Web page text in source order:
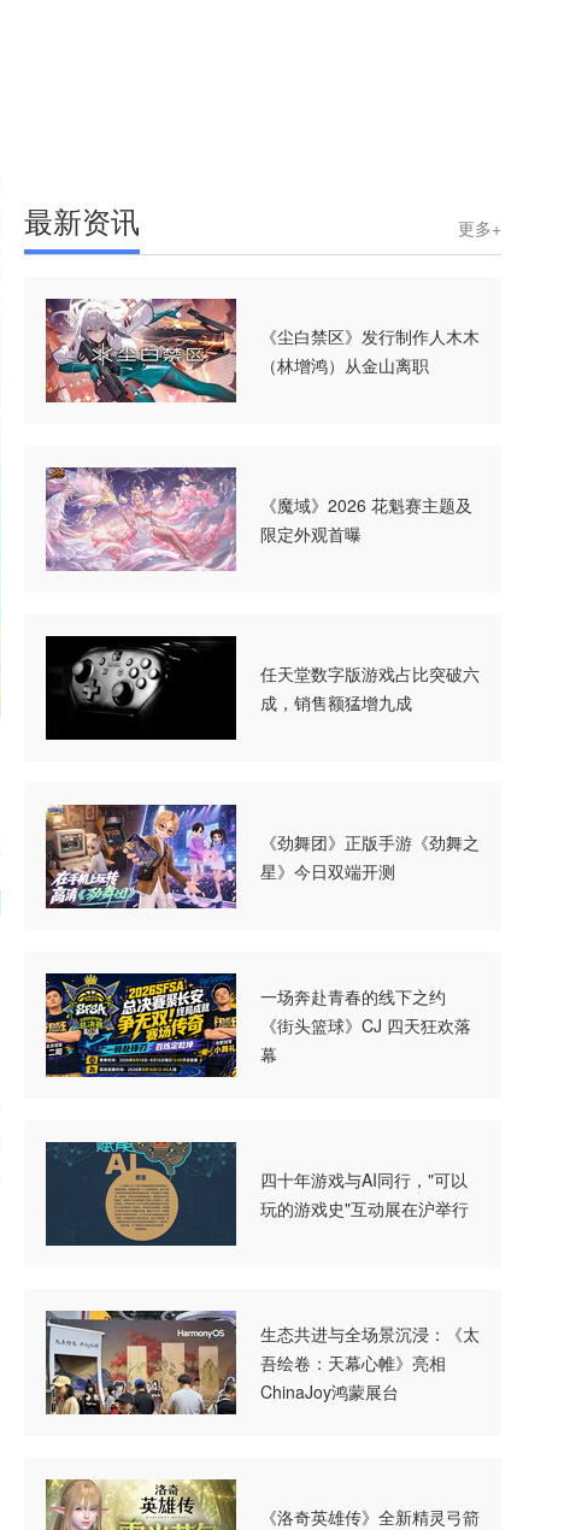
最新资讯 更多+
《尘白禁区》发行制作人木木
（林增鸿）从金山离职
《魔域》2026 花魁赛主题及
限定外观首曝
任天堂数字版游戏占比突破六
成，销售额猛增九成
《劲舞团》正版手游《劲舞之
星》今日双端开测
一场奔赴青春的线下之约
《街头篮球》CJ 四天狂欢落
幕
四十年游戏与AI同行，"可以
玩的游戏史"互动展在沪举行
生态共进与全场景沉浸：《太
吾绘卷：天幕心帷》亮相
ChinaJoy鸿蒙展台
《洛奇英雄传》全新精灵弓箭